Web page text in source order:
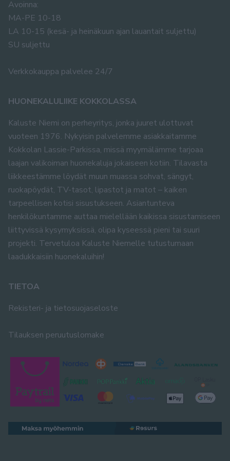
Avoinna:
MA-PE 10-18
LA 10-15 (kesä- ja heinäkuun ajan lauantait suljettu)
SU suljettu
Verkkokauppa palvelee 24/7
HUONEKALULIIKE KOKKOLASSA
Kaluste Niemi on perheyritys, jonka juuret ulottuvat
vuoteen 1976. Nykyisin palvelemme asiakkaitamme
Kokkolan Lassie-Parkissa, missä myymälämme tarjoaa
laajan valikoiman huonekaluja jokaiseen kotiin. Tilavasta
liikkeestämme löydät muun muassa sohvat, sängyt,
ruokapöydät, TV-tasot, lipastot ja matot – kaiken
tarpeellisen kotisi sisustukseen. Asiantunteva
henkilökuntamme auttaa mielellään kaikissa sisustamiseen
liittyvissä kysymyksissä, olipa kyseessä pieni tai suuri
projekti. Tervetuloa Kaluste Niemelle tutustumaan
laadukkaisiin huonekaluihin!
TIETOA
Rekisteri- ja tietosuojaseloste
Tilauksen peruutuslomake